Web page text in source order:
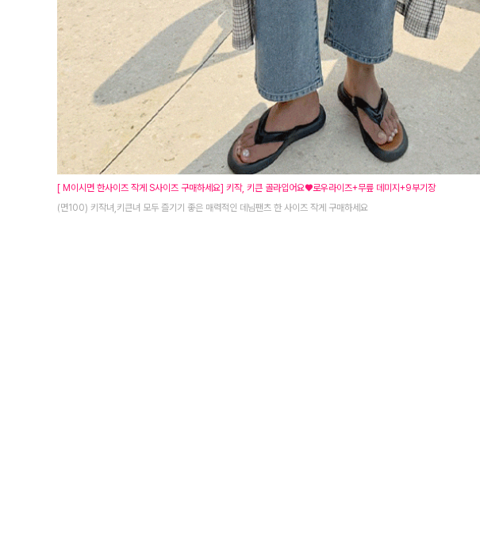
[ M이시면 한사이즈 작게 S사이즈 구매하세요] 키작, 키큰 골라입어요♥로우라이즈+무릎 데미지+9부기장
(면100) 키작녀,키큰녀 모두 즐기기 좋은 매력적인 데님팬츠 한 사이즈 작게 구매하세요